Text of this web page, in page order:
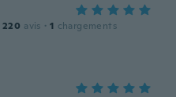
220 avis · 1 chargements